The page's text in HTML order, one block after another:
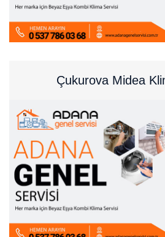
Çukurova Midea